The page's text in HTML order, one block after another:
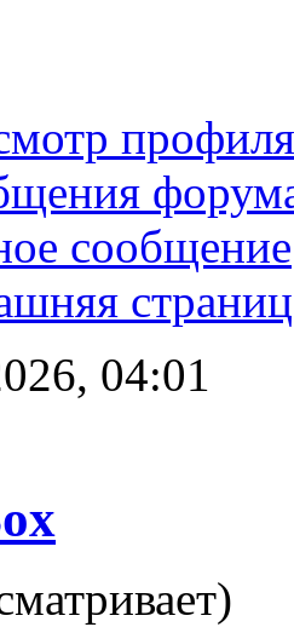
профиля
сообщение
04:01